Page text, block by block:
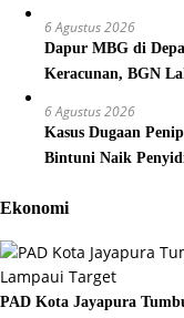
6 Agustus 2026
Dapur MBG di
Keracunan, BGN
6 Agustus 2026
Kasus Dugaan
Bintuni Naik
Ekonomi
PAD Kota Jayapura